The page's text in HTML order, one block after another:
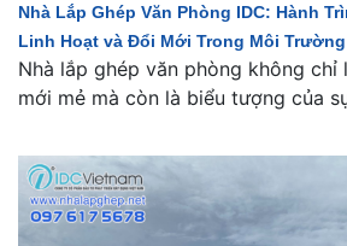
Nhà Lắp Ghép Văn Phòng IDC: Hành
Linh Hoạt và Đổi Mới Trong Môi
Nhà lắp ghép văn phòng không chỉ
mới mẻ mà còn là biểu tượng của